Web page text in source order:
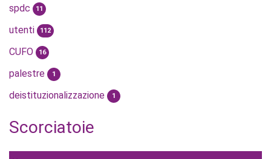
spdc 11
utenti 112
CUFO 16
palestre 1
deistituzionalizzazione 1
Scorciatoie